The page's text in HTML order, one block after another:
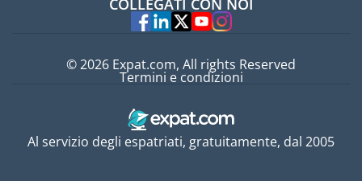
Esperti
COLLEGATI CON NOI
Al servizio degli espatriati, gratuitamente, dal 2005
© 2026 Expat.com, All rights Reserved
Termini e condizioni